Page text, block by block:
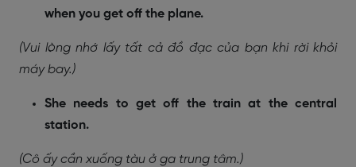
when you get off the plane.
(Vui lòng nhớ lấy tất cả đồ đạc của bạn khi rời khỏi
máy bay.)
She needs to get off the train at the central
station.
(Cô ấy cần xuống tàu ở ga trung tâm.)